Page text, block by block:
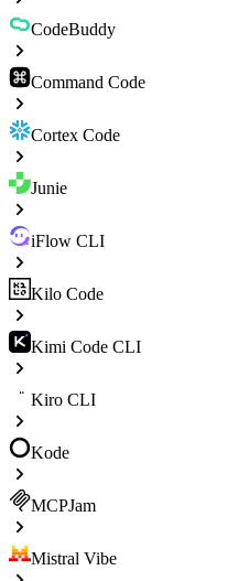
CodeBuddy
Command Code
Cortex Code
Junie
iFlow CLI
Kilo Code
Kimi Code CLI
Kiro CLI
Kode
MCPJam
Mistral Vibe